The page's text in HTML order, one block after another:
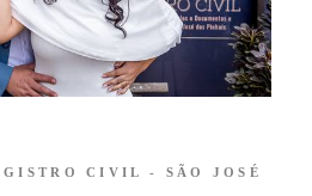
CIVIL - SÃO JOSÉ